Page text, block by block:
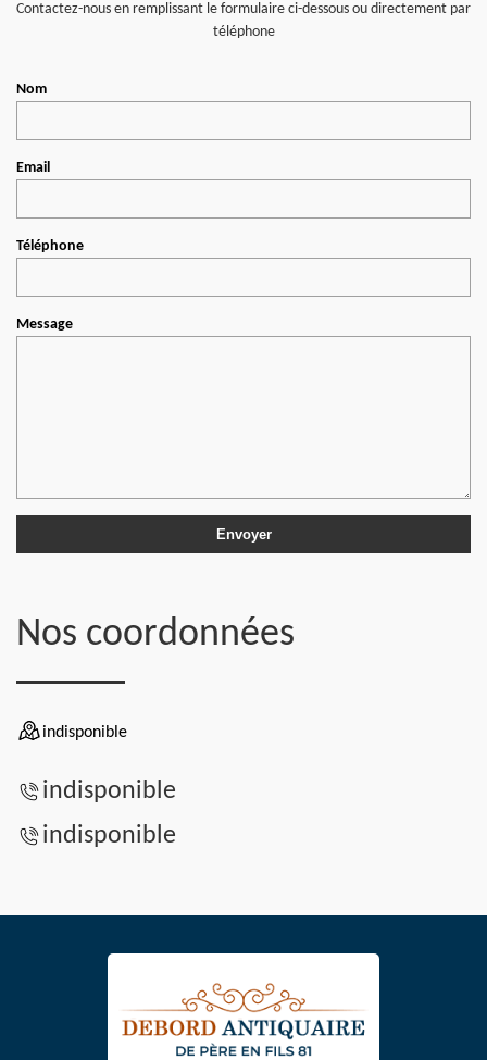
Contactez-nous en remplissant le formulaire ci-dessous ou directement par
téléphone
Nom
Email
Téléphone
Message
Nos coordonnées
indisponible
indisponible
indisponible